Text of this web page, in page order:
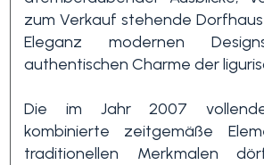
zum Verkauf stehende
Eleganz modernen
authentischen Charme der
Die im Jahr 2007
kombinierte zeitgemäße
traditionellen Merkmalen
Alle
1